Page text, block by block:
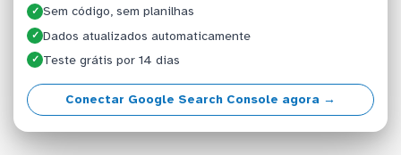
✓ Sem código, sem planilhas
✓ Dados atualizados automaticamente
✓ Teste grátis por 14 dias
Conectar Google Search Console agora →